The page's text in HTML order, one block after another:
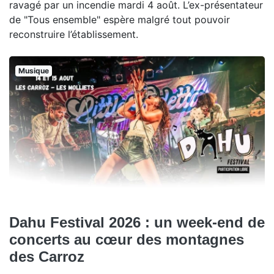
ravagé par un incendie mardi 4 août. L’ex-présentateur
de "Tous ensemble" espère malgré tout pouvoir
reconstruire l’établissement.
Musique
Dahu Festival 2026 : un week-end de
concerts au cœur des montagnes
des Carroz